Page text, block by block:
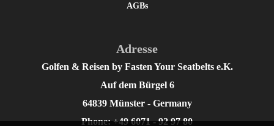
AGBs
Adresse
Golfen & Reisen by Fasten Your Seatbelts e.K.
Auf dem Bürgel 6
64839 Münster - Germany
Phone: +49 6071 - 92 97 80